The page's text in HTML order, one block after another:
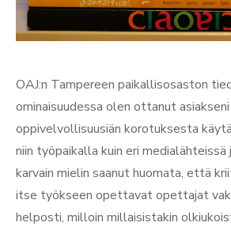
OAJ:n Tampereen paikallisosaston
ominaisuudessa olen ottanut
oppivelvollisuusiän korotuksesta
niin työpaikalla kuin eri medialähteissä
karvain mielin saanut huomata, että
itse työkseen opettavat opettajat
helposti, milloin millaisistakin